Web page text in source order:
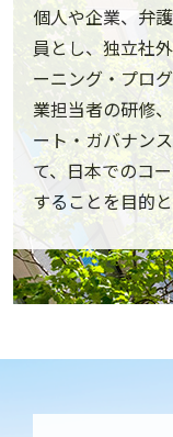
入会案内
個人や企業、弁
員とし、独立社
ーニング・プロ
業担当者の研修
ート・ガバナン
て、日本でのコ
することを目的